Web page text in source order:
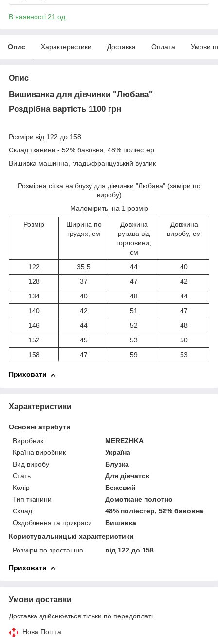
В наявності 21 од.
Опис Характеристики Доставка Оплата Умови
Опис
Вишиванка для дівчинки "Любава"
Роздрібна вартість 1100 грн
Розміри від 122 до 158
Склад тканини - 52% бавовна, 48% поліестер
Вишивка машинна, гладь/французький вузлик
Розмірна сітка на блузу для дівчинки "Любава" (заміри по
виробу)
Маломірить на 1 розмір
Розмір
Ширина по
грудях, см
Довжина
рукава від
горловини,
см
Довжина
виробу, см
122 35.5 44
40
128
37 47
42
134
40 48
44
140
42 51
47
146
44 52
48
152
45 53
50
158
47 59 53
Приховати
Характеристики
Основні атрибути
Виробник
MEREZHKA
Країна виробник
Україна
Вид виробу
Блузка
Стать
Для дівчаток
Колір
Бежевий
Тип тканини
Домоткане полотно
Склад
48% поліестер, 52% бавовна
Оздоблення та прикраси
Вишивка
Користувальницькі характеристики
Розміри по зростанню
від 122 до 158
Приховати
Умови доставки
Доставка здійснюється тільки по передоплаті.
Нова Пошта